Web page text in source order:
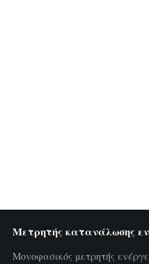
Μετρητής κατανάλωσης
Μονοφασικός μετρητής